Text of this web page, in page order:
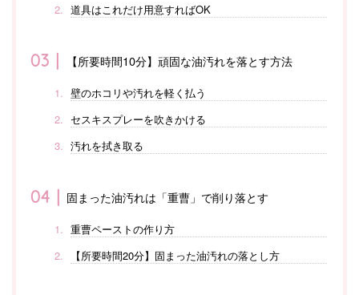
道具はこれだけ用意すればOK
【所要時間10分】頑固な油汚れを落とす方法
壁のホコリや汚れを軽く払う
セスキスプレーを吹きかける
汚れを拭き取る
固まった油汚れは「重曹」で削り落とす
重曹ペーストの作り方
【所要時間20分】固まった油汚れの落とし方